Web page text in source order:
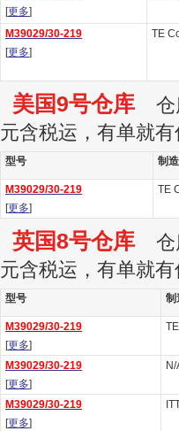
[更多]
M39029/30-219
[更多]
TE
美国9号仓库 仓
元含税运，有单就
型号 制
M39029/30-219
[更多]
TE
英国8号仓库 仓
元含税运，有单就
型号 制
M39029/30-219
[更多]
M39029/30-219
[更多]
N/
M39029/30-219
[更多]